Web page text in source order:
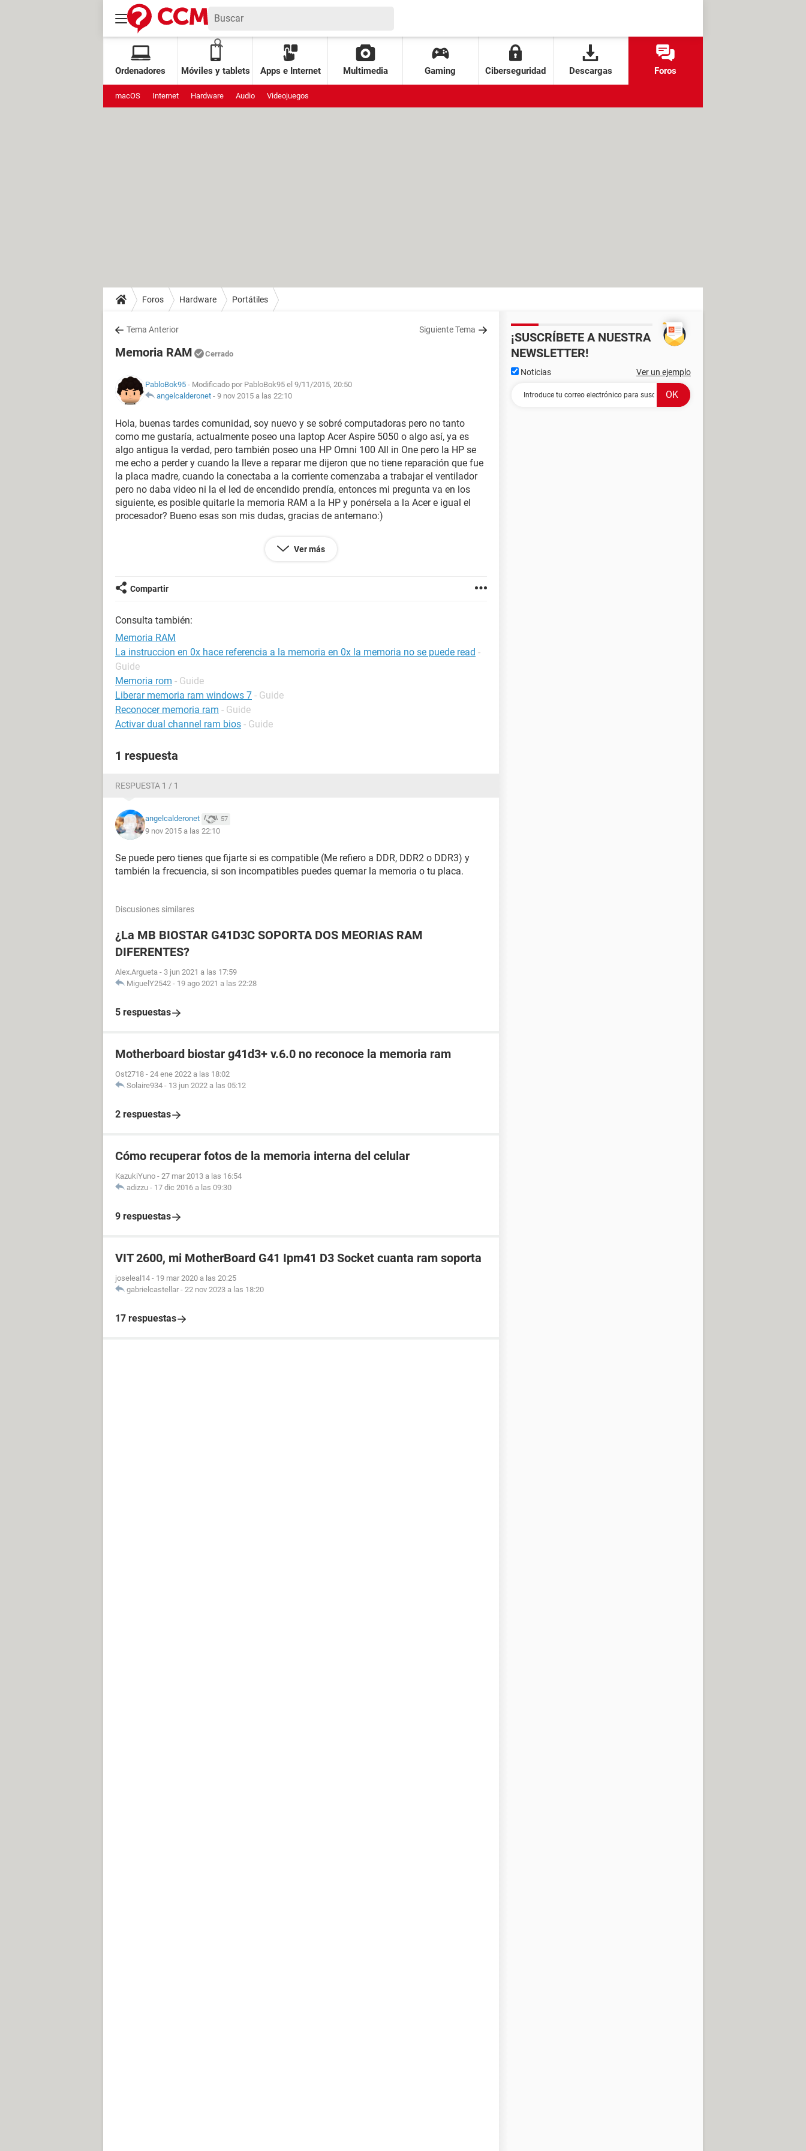
Ordenadores Móviles y tablets Apps e Internet Multimedia Gaming Ciberseguridad Descargas Foros
macOS Internet Hardware Audio Videojuegos
Foros Hardware Portátiles
Tema Anterior Siguiente Tema
Memoria RAM Cerrado
PabloBok95 - Modificado por PabloBok95 el 9/11/2015, 20:50
angelcalderonet - 9 nov 2015 a las 22:10
Hola, buenas tardes comunidad, soy nuevo y se sobré computadoras pero no tanto
como me gustaría, actualmente poseo una laptop Acer Aspire 5050 o algo así, ya es
algo antigua la verdad, pero también poseo una HP Omni 100 All in One pero la HP se
me echo a perder y cuando la lleve a reparar me dijeron que no tiene reparación que fue
la placa madre, cuando la conectaba a la corriente comenzaba a trabajar el ventilador
pero no daba video ni la el led de encendido prendía, entonces mi pregunta va en los
siguiente, es posible quitarle la memoria RAM a la HP y ponérsela a la Acer e igual el
procesador? Bueno esas son mis dudas, gracias de antemano:)
se sí hay alguna solución alternativa a eso
Ver más
Compartir
Consulta también:
Memoria RAM
La instruccion en 0x hace referencia a la memoria en 0x la memoria no se puede read -
Guide
Memoria rom - Guide
Liberar memoria ram windows 7 - Guide
Reconocer memoria ram - Guide
Activar dual channel ram bios - Guide
1 respuesta
RESPUESTA 1 / 1
angelcalderonet 57
9 nov 2015 a las 22:10
Se puede pero tienes que fijarte si es compatible (Me refiero a DDR, DDR2 o DDR3) y
también la frecuencia, si son incompatibles puedes quemar la memoria o tu placa.
Discusiones similares
¿La MB BIOSTAR G41D3C SOPORTA DOS MEORIAS RAM
DIFERENTES?
Alex.Argueta - 3 jun 2021 a las 17:59
MiguelY2542 - 19 ago 2021 a las 22:28
5 respuestas
Motherboard biostar g41d3+ v.6.0 no reconoce la memoria ram
Ost2718 - 24 ene 2022 a las 18:02
Solaire934 - 13 jun 2022 a las 05:12
2 respuestas
Cómo recuperar fotos de la memoria interna del celular
KazukiYuno - 27 mar 2013 a las 16:54
adizzu - 17 dic 2016 a las 09:30
9 respuestas
VIT 2600, mi MotherBoard G41 Ipm41 D3 Socket cuanta ram soporta
joseleal14 - 19 mar 2020 a las 20:25
gabrielcastellar - 22 nov 2023 a las 18:20
17 respuestas
¡SUSCRÍBETE A NUESTRA
NEWSLETTER!
Noticias Ver un ejemplo